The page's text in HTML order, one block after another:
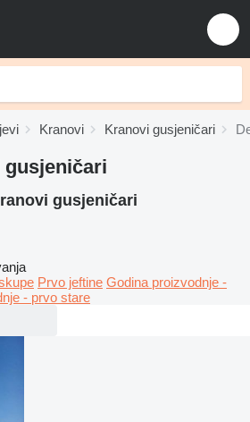
Kranovi Kranovi gusjeničari
gusjeničari
gusjeničari
Prvo jeftine Godina proizvodnje -
- prvo stare